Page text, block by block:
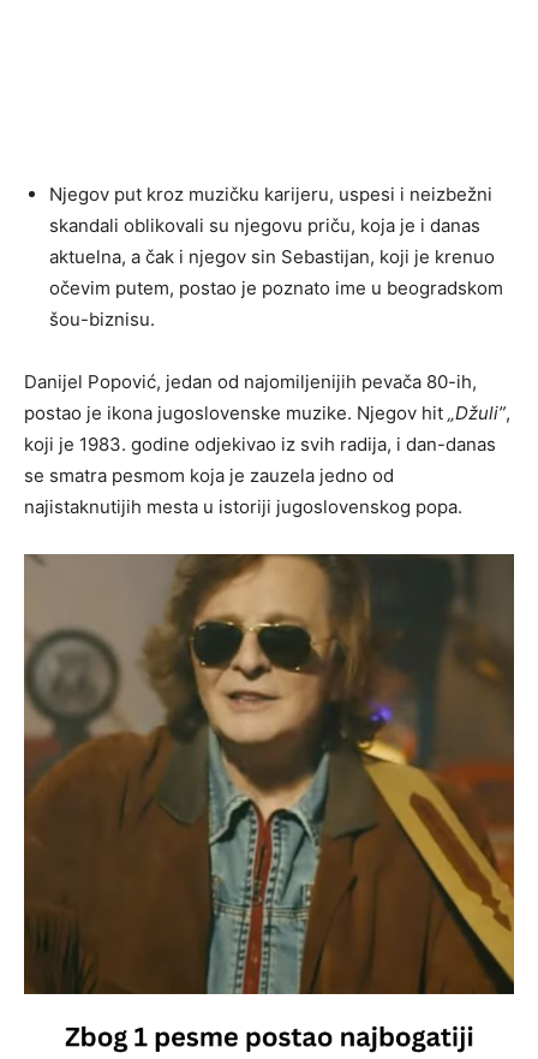
Njegov put kroz muzičku karijeru, uspesi i neizbežni
skandali oblikovali su njegovu priču, koja je i danas
aktuelna, a čak i njegov sin Sebastijan, koji je krenuo
očevim putem, postao je poznato ime u beogradskom
šou-biznisu.
Danijel Popović, jedan od najomiljenijih pevača 80-ih,
postao je ikona jugoslovenske muzike. Njegov hit „Džuli”,
koji je 1983. godine odjekivao iz svih radija, i dan-danas
se smatra pesmom koja je zauzela jedno od
najistaknutijih mesta u istoriji jugoslovenskog popa.